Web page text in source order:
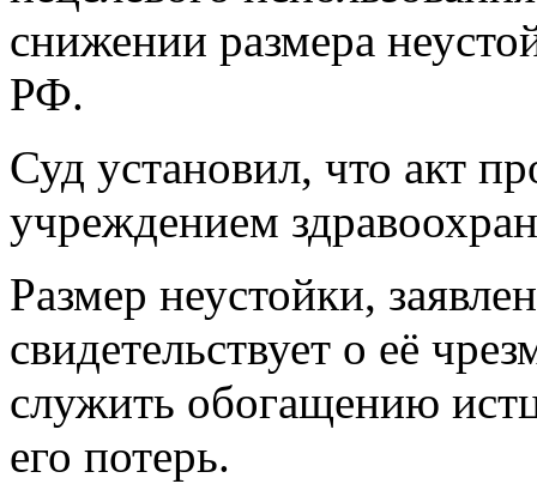
снижении размера
РФ.
Суд установил, что акт
учреждением
Размер неустойки,
свидетельствует о её
служить обогащению
его потерь.